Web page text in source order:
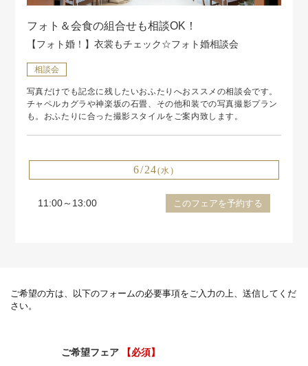
フォト＆会食の組合せも相談OK！
【フォト婚！】衣裳もチェック☆フォト婚相談会
相談会
写真だけでも記念に残したいおふたりへおススメの相談会です。
チャペルカグラや神楽坂の石畳、その他和装での写真撮影プラン
も。おふたりに合った撮影スタイルをご案内致します。
6/24(水)
11:00～13:00 このフェアを予約する